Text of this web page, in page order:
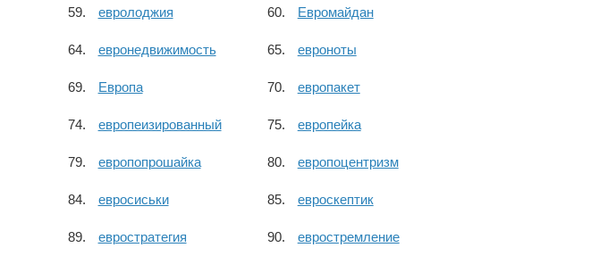
евролоджия Евромайдан
евронедвижимость евроноты
Европа европакет
европеизированный европейка
европопрошайка европоцентризм
евросиськи евроскептик
евростратегия евростремление